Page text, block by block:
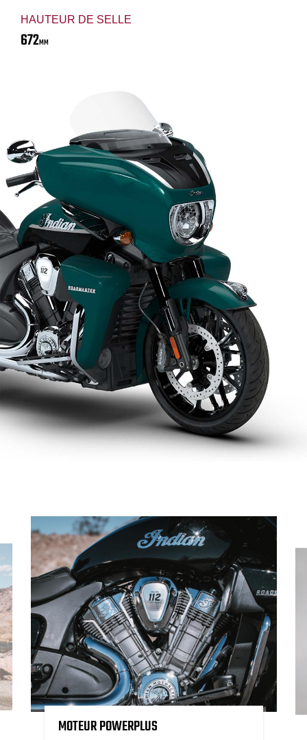
HAUTEUR DE SELLE
672MM
MOTEUR POWERPLUS